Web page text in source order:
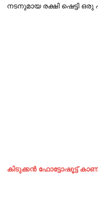
നടനുമായ രക്ഷി ഷെട്ടി ഒരു
കിടുക്കന്‍ ഫോട്ടോഷൂട്ട്‌